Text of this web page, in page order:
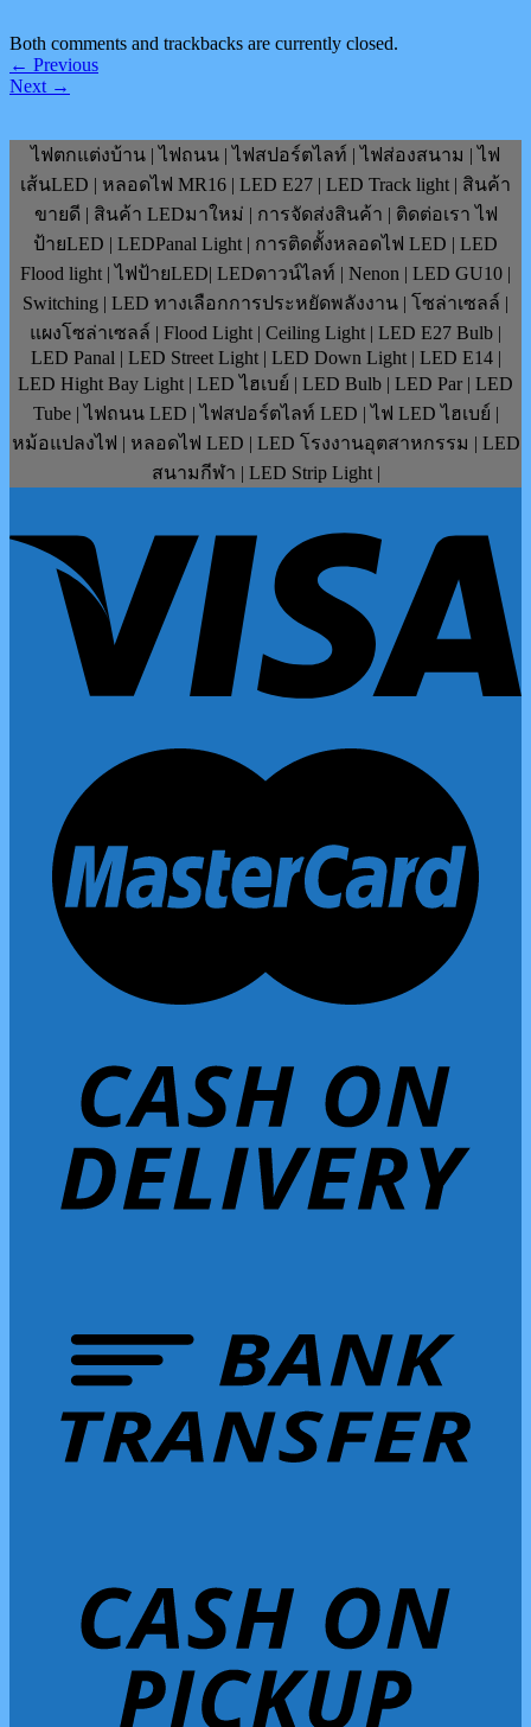
Both comments and trackbacks are currently closed.
← Previous
Next →
ไฟตกแต่งบ้าน | ไฟถนน | ไฟสปอร์ตไลท์ | ไฟส่องสนาม | ไฟ
เส้นLED | หลอดไฟ MR16 | LED E27 | LED Track light | สินค้า
ขายดี | สินค้า LEDมาใหม่ | การจัดส่งสินค้า | ติดต่อเรา ไฟ
ป้ายLED | LEDPanal Light | การติดตั้งหลอดไฟ LED | LED
Flood light | ไฟป้ายLED| LEDดาวน์ไลท์ | Nenon | LED GU10 |
Switching | LED ทางเลือกการประหยัดพลังงาน | โซล่าเซลล์ |
แผงโซล่าเซลล์ | Flood Light | Ceiling Light | LED E27 Bulb |
LED Panal | LED Street Light | LED Down Light | LED E14 |
LED Hight Bay Light | LED ไฮเบย์ | LED Bulb | LED Par | LED
Tube | ไฟถนน LED | ไฟสปอร์ตไลท์ LED | ไฟ LED ไฮเบย์ |
หม้อแปลงไฟ | หลอดไฟ LED | LED โรงงานอุตสาหกรรม | LED
สนามกีฬา | LED Strip Light |